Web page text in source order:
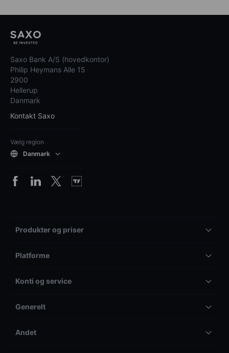
Saxo Bank A/S (hovedkontor)
Philip Heymans Alle 15
2900
Hellerup
Danmark
Kontakt Saxo
Vælg region
Danmark
Produkter og priser
Platforme
Konti og service
Generelt
Andet